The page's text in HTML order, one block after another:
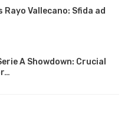
Rayo Vallecano: Sfida ad
A Showdown: Crucial